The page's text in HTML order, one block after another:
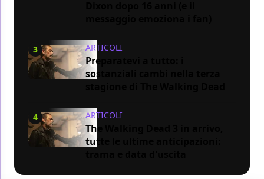
3 ARTICOLI
Preparatevi a tutto: i
sostanziali cambi nella terza
4 ARTICOLI
The Walking Dead 3 in arrivo,
tutte le ultime anticipazioni: